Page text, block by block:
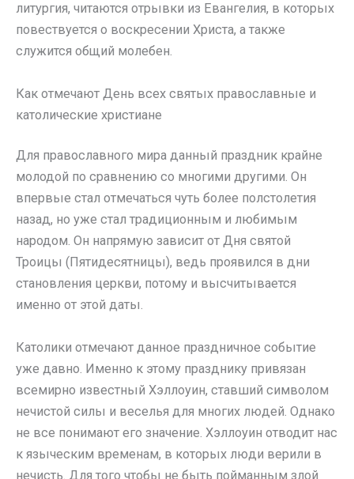
литургия, читаются отрывки из Евангелия, в которых
повествуется о воскресении Христа, а также
служится общий молебен.
Как отмечают День всех святых православные и
католические христиане
Для православного мира данный праздник крайне
молодой по сравнению со многими другими. Он
впервые стал отмечаться чуть более полстолетия
назад, но уже стал традиционным и любимым
народом. Он напрямую зависит от Дня святой
Троицы (Пятидесятницы), ведь проявился в дни
становления церкви, потому и высчитывается
именно от этой даты.
Католики отмечают данное праздничное событие
уже давно. Именно к этому празднику привязан
всемирно известный Хэллоуин, ставший символом
нечистой силы и веселья для многих людей. Однако
не все понимают его значение. Хэллоуин отводит нас
к языческим временам, в которых люди верили в
нечисть. Для того чтобы не быть пойманным злой